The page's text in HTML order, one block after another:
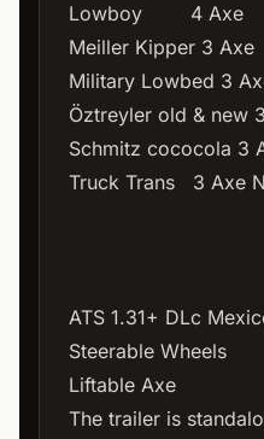
Lowboy 4 Axe
Meiller Kipper 3 Axe
Military Lowbed 3
Öztreyler old & new
Schmitz cococola 3
Truck Trans 3 Axe
ATS 1.31+ DLc
Steerable Wheels
Liftable Axe
The trailer is